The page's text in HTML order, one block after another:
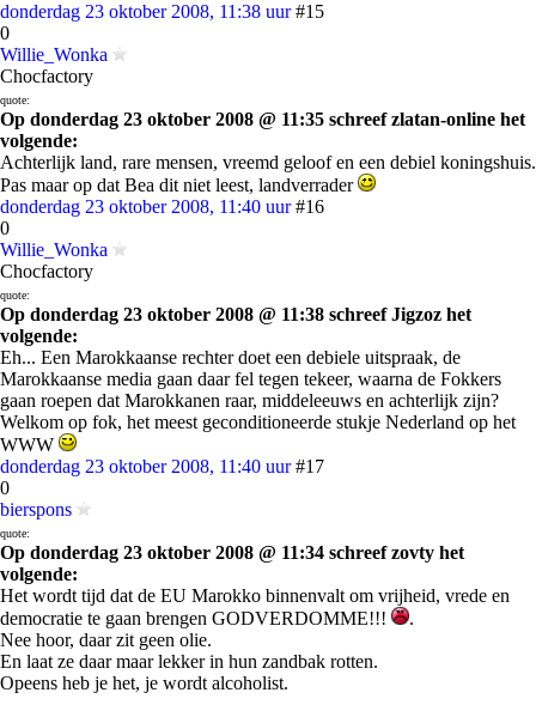
donderdag 23 oktober 2008, 11:38 uur #15
0
Willie_Wonka
Chocfactory
quote:
Op donderdag 23 oktober 2008 @ 11:35 schreef zlatan-online het
volgende:
Achterlijk land, rare mensen, vreemd geloof en een debiel koningshuis.
Pas maar op dat Bea dit niet leest, landverrader
donderdag 23 oktober 2008, 11:40 uur #16
0
Willie_Wonka
Chocfactory
quote:
Op donderdag 23 oktober 2008 @ 11:38 schreef Jigzoz het
volgende:
Eh... Een Marokkaanse rechter doet een debiele uitspraak, de
Marokkaanse media gaan daar fel tegen tekeer, waarna de Fokkers
gaan roepen dat Marokkanen raar, middeleeuws en achterlijk zijn?
Welkom op fok, het meest geconditioneerde stukje Nederland op het
WWW
donderdag 23 oktober 2008, 11:40 uur #17
0
bierspons
quote:
Op donderdag 23 oktober 2008 @ 11:34 schreef zovty het
volgende:
Het wordt tijd dat de EU Marokko binnenvalt om vrijheid, vrede en
democratie te gaan brengen GODVERDOMME!!!
.
Nee hoor, daar zit geen olie.
En laat ze daar maar lekker in hun zandbak rotten.
Opeens heb je het, je wordt alcoholist.